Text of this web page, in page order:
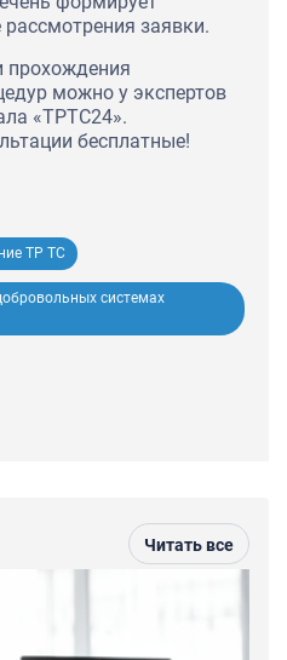
заявки.
прохождения
можно у экспертов
«ТРТС24».
бесплатные!
ТР ТС
системах
Читать все